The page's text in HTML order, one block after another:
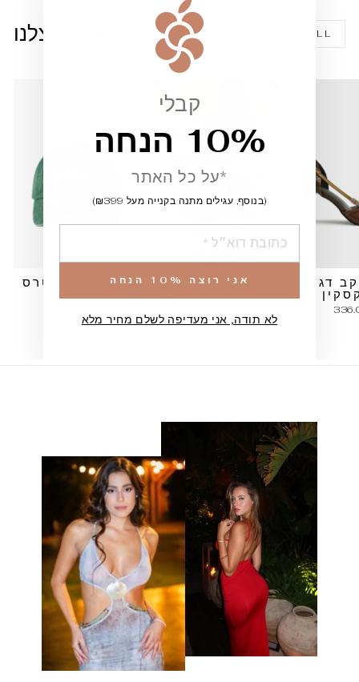
קבלי
10% הנחה
*על כל האתר
(בנוסף, עגילים מתנה בקנייה מעל ₪399)
אני רוצה 10% הנחה
לא תודה, אני מעדיפה לשלם מחיר מלא
חדש אצלנו VIEW ALL
כובע דגם לטרס
126.00 ₪
תיק צד דגם דגם